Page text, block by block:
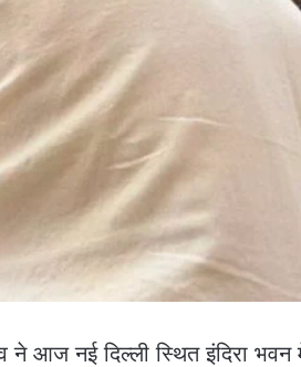
ने आज नई दिल्ली स्थित इंदिरा भवन